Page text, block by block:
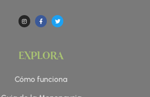
I
n
s
a
m
F
a
c
-
T
w
i
EXPLORA
Cómo funciona